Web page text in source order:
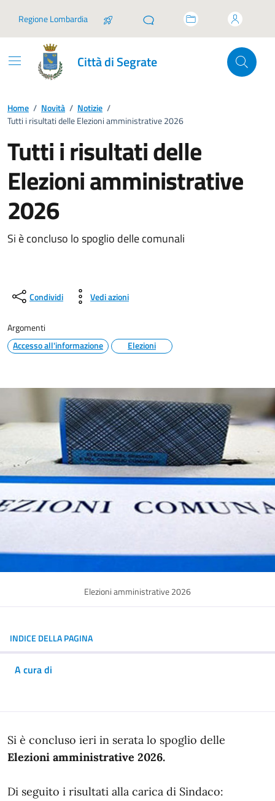
Regione Lombardia
Città di Segrate
Home / Novità / Notizie /
Tutti i risultati delle Elezioni amministrative 2026
Tutti i risultati delle
Elezioni amministrative
2026
Si è concluso lo spoglio delle comunali
Condividi Vedi azioni
Argomenti
Accesso all'informazione
Elezioni
Elezioni amministrative 2026
INDICE DELLA PAGINA
A cura di
In dettaglio
Si è concluso ieri in serata lo spoglio delle
Elezioni amministrative 2026.
Di seguito i risultati alla carica di Sindaco: